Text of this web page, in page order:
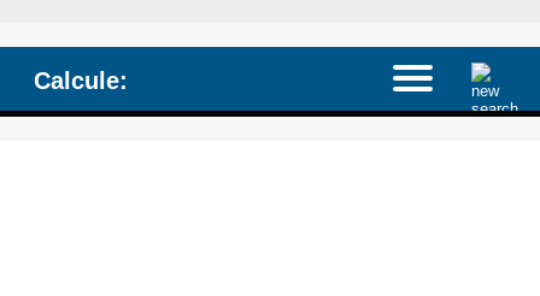
Calcule: